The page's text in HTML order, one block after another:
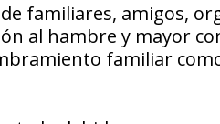
familiares, amigos,
al hambre y mayor
familiar